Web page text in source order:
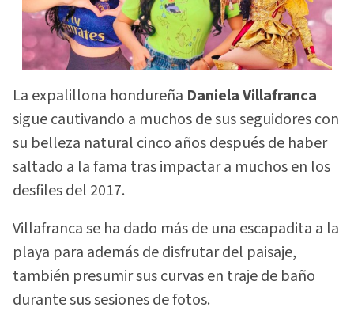
La expalillona hondureña Daniela Villafranca
sigue cautivando a muchos de sus seguidores con
su belleza natural cinco años después de haber
saltado a la fama tras impactar a muchos en los
desfiles del 2017.
Villafranca se ha dado más de una escapadita a la
playa para además de disfrutar del paisaje,
también presumir sus curvas en traje de baño
durante sus sesiones de fotos.